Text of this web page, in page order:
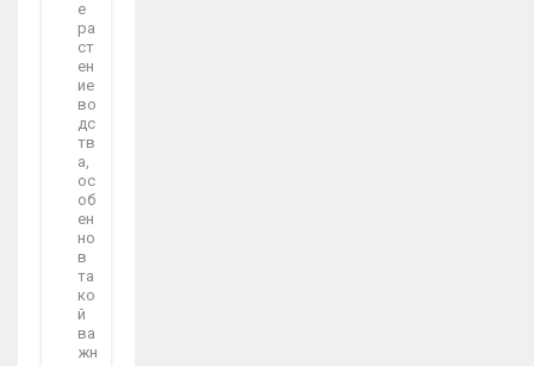
е
ра
ст
ен
ие
во
дс
тв
а,
ос
об
ен
но
в
та
ко
й
ва
жн